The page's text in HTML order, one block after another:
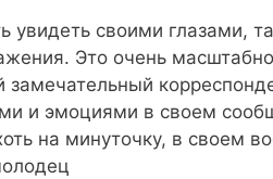
увидеть своими глазами,
Это очень
замечательный
и эмоциями в своем
на минуточку, в своем